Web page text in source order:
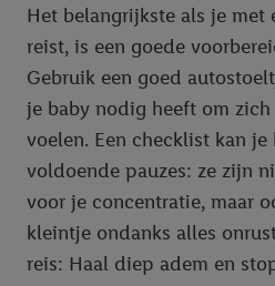
Het belangrijkste als je met
reist, is een goede
Gebruik een goed
je baby nodig heeft om
voelen. Een checklist kan
voldoende pauzes: ze zijn
voor je concentratie, maar
kleintje ondanks alles
reis: Haal diep adem en
Door op "Akkoord" te klikken, stem
voor alle bovengenoemde
inclusief over de opslagperiode van
jouw toestemming op elk gewenst
in onzeprivacyverklaring .Je vindt
website hier.Klikhiervoor meer
wij inzetten.